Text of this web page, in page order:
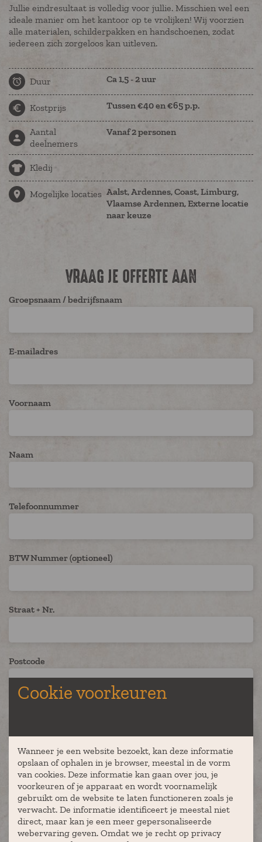
Jullie eindresultaat is volledig voor jullie. Misschien wel een
ideale manier om het kantoor op te vrolijken! Wij voorzien
alle materialen, schilderpakken en handschoenen, zodat
iedereen zich zorgeloos kan uitleven.
Duur Ca 1,5 - 2 uur
Kostprijs Tussen €40 en €65 p.p.
Aantal
deelnemers
Vanaf 2 personen
Kledij
Mogelijke locaties Aalst, Ardennes, Coast, Limburg,
Vlaamse Ardennen, Externe locatie
naar keuze
VRAAG JE OFFERTE AAN
Groepsnaam / bedrijfsnaam
E-mailadres
Voornaam
Naam
Telefoonnummer
BTW Nummer (optioneel)
Straat + Nr.
Postcode
Aantal deelnemers
Gewenste locatie
Cookie voorkeuren
Wanneer je een website bezoekt, kan deze informatie
opslaan of ophalen in je browser, meestal in de vorm
van cookies. Deze informatie kan gaan over jou, je
voorkeuren of je apparaat en wordt voornamelijk
gebruikt om de website te laten functioneren zoals je
verwacht. De informatie identificeert je meestal niet
direct, maar kan je een meer gepersonaliseerde
webervaring geven. Omdat we je recht op privacy